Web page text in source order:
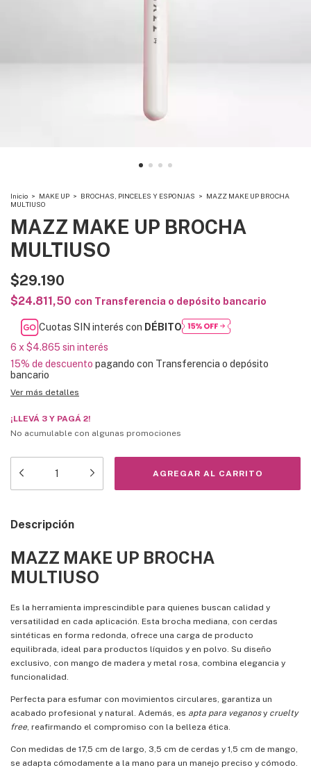
Inicio > MAKE UP > BROCHAS, PINCELES Y ESPONJAS > MAZZ MAKE UP BROCHA
MULTIUSO
MAZZ MAKE UP BROCHA
MULTIUSO
$29.190
$24.811,50 con Transferencia o depósito bancario
Cuotas SIN interés con DÉBITO
6 x $4.865 sin interés
15% de descuento pagando con Transferencia o depósito
bancario
Ver más detalles
¡LLEVÁ 3 Y PAGÁ 2!
No acumulable con algunas promociones
Descripción
MAZZ MAKE UP BROCHA
MULTIUSO
Es la herramienta imprescindible para quienes buscan calidad y
versatilidad en cada aplicación. Esta brocha mediana, con cerdas
sintéticas en forma redonda, ofrece una carga de producto
equilibrada, ideal para productos líquidos y en polvo. Su diseño
exclusivo, con mango de madera y metal rosa, combina elegancia y
funcionalidad.
Perfecta para esfumar con movimientos circulares, garantiza un
acabado profesional y natural. Además, es apta para veganosy cruelty
free, reafirmando el compromiso con la belleza ética.
Con medidas de 17,5 cm de largo, 3,5 cm de cerdas y 1,5 cm de mango,
se adapta cómodamente a la mano para un manejo preciso y cómodo.